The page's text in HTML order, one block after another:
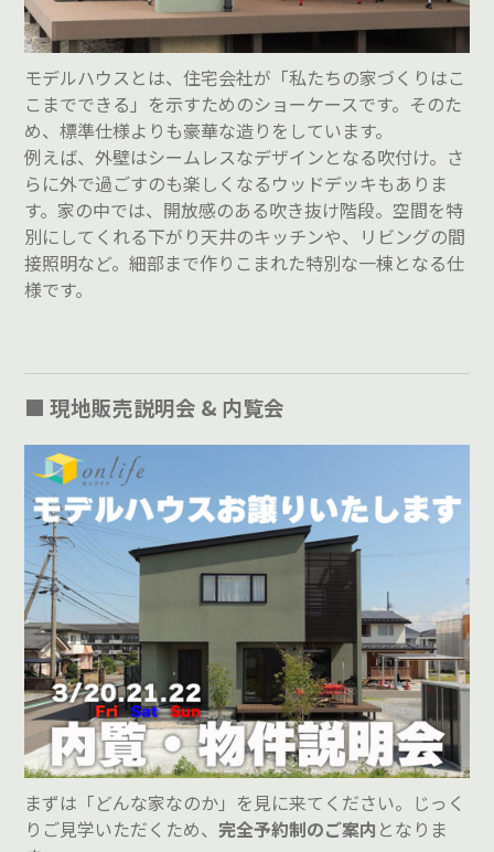
モデルハウスとは、住宅会社が「私たちの家づくりはこ
こまでできる」を示すためのショーケースです。そのた
め、標準仕様よりも豪華な造りをしています。
例えば、外壁はシームレスなデザインとなる吹付け。さ
らに外で過ごすのも楽しくなるウッドデッキもありま
す。家の中では、開放感のある吹き抜け階段。空間を特
別にしてくれる下がり天井のキッチンや、リビングの間
接照明など。細部まで作りこまれた特別な一棟となる仕
様です。
■ 現地販売説明会 & 内覧会
まずは「どんな家なのか」を見に来てください。 じっく
りご見学いただくため、完全予約制のご案内 となりま